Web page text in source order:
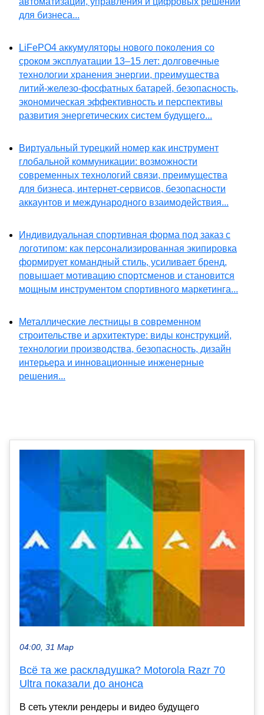
для бизнеса...
LiFePO4 аккумуляторы нового поколения со
сроком эксплуатации 13–15 лет: долговечные
технологии хранения энергии, преимущества
литий-железо-фосфатных батарей, безопасность,
экономическая эффективность и перспективы
развития энергетических систем будущего...
Виртуальный турецкий номер как инструмент
глобальной коммуникации: возможности
современных технологий связи, преимущества
для бизнеса, интернет-сервисов, безопасности
аккаунтов и международного взаимодействия...
Индивидуальная спортивная форма под заказ с
логотипом: как персонализированная экипировка
формирует командный стиль, усиливает бренд,
повышает мотивацию спортсменов и становится
мощным инструментом спортивного маркетинга...
Металлические лестницы в современном
строительстве и архитектуре: виды конструкций,
технологии производства, безопасность, дизайн
интерьера и инновационные инженерные
решения...
04:00, 31 Мар
Всё та же раскладушка? Motorola Razr 70
Ultra показали до анонса
В сеть утекли рендеры и видео будущего